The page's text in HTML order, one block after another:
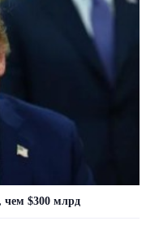
чем $300 млрд